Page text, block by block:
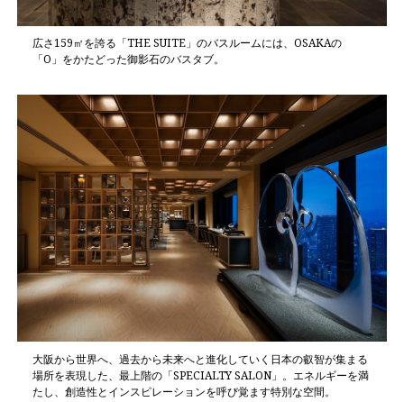
広さ159㎡を誇る「THE SUITE」のバスルームには、OSAKAの
「O」をかたどった御影石のバスタブ。
大阪から世界へ、過去から未来へと進化していく日本の叡智が集まる
場所を表現した、最上階の「SPECIALTY SALON」。エネルギーを満
たし、創造性とインスピレーションを呼び覚ます特別な空間。